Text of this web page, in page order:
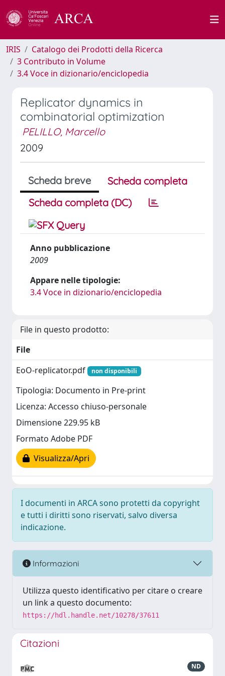
IRIS
Catalogo dei Prodotti della Ricerca
3 Contributo in Volume
3.4 Voce in dizionario/enciclopedia
Replicator dynamics in
combinatorial optimization
PELILLO, Marcello
2009
Scheda breve
Scheda completa
Scheda completa (DC)
Anno pubblicazione
2009
Appare nelle tipologie:
3.4 Voce in dizionario/enciclopedia
File in questo prodotto:
File
EoO-replicator.pdf
non disponibili
Tipologia: Documento in Pre-print
Licenza: Accesso chiuso-personale
Dimensione 229.95 kB
Formato Adobe PDF
Visualizza/Apri
I documenti in ARCA sono protetti da copyright
e tutti i diritti sono riservati, salvo diversa
indicazione.
Informazioni
Utilizza questo identificativo per citare o creare
un link a questo documento:
https://hdl.handle.net/10278/37611
Citazioni
ND